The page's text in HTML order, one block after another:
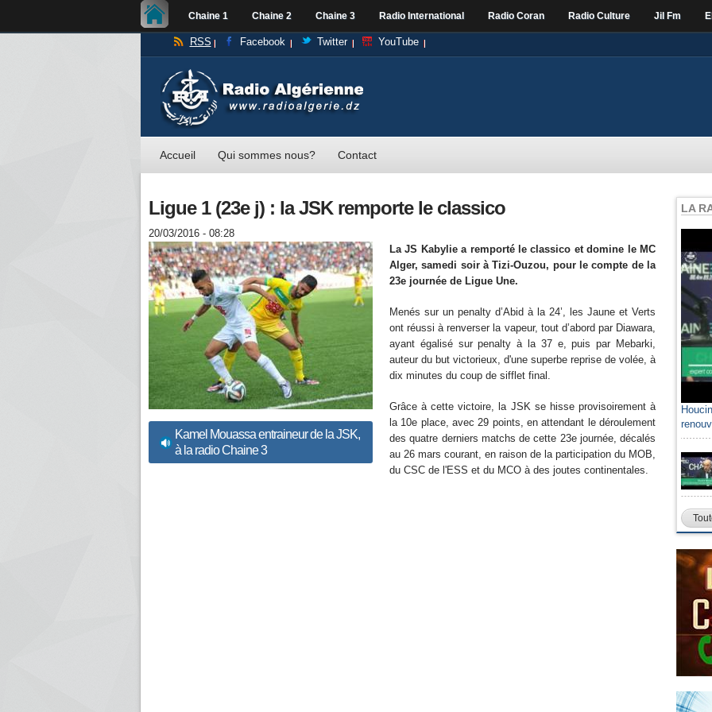
Chaine 1 Chaine 2 Chaine 3 Radio International Radio Coran Radio Culture Jil Fm
RSS Facebook Twitter YouTube
Accueil Qui sommes nous? Contact
Ligue 1 (23e j) : la JSK remporte le classico
20/03/2016 - 08:28
Kamel Mouassa entraineur de la JSK,
à la radio Chaine 3
La JS Kabylie a remporté le classico et domine le MC
Alger, samedi soir à Tizi-Ouzou, pour le compte de la
23e journée de Ligue Une.
Menés sur un penalty d’Abid à la 24’, les Jaune et Verts
ont réussi à renverser la vapeur, tout d’abord par Diawara,
ayant égalisé sur penalty à la 37 e, puis par Mebarki,
auteur du but victorieux, d'une superbe reprise de volée, à
dix minutes du coup de sifflet final.
Grâce à cette victoire, la JSK se hisse provisoirement à
la 10e place, avec 29 points, en attendant le déroulement
des quatre derniers matchs de cette 23e journée, décalés
au 26 mars courant, en raison de la participation du MOB,
du CSC de l'ESS et du MCO à des joutes continentales.
LA
Sami